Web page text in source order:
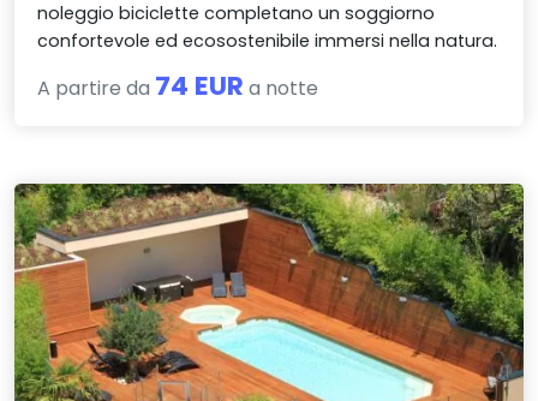
noleggio biciclette completano un soggiorno
confortevole ed ecosostenibile immersi nella natura.
A partire da 74 EUR a notte